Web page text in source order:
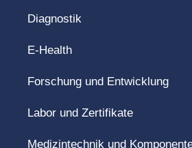
Diagnostik
E-Health
Forschung und Entwicklung
Labor und Zertifikate
Medizintechnik und